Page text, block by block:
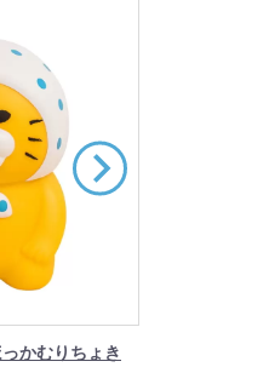
かむりちょき